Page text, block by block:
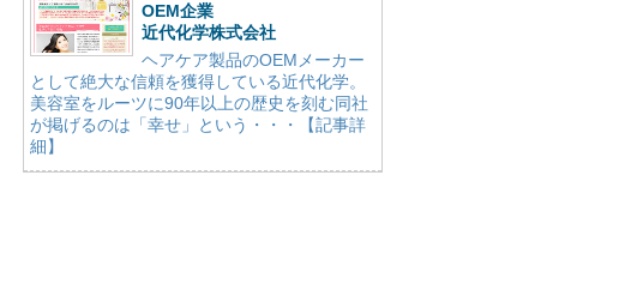
OEM企業
近代化学株式会社
ヘアケア製品のOEMメーカー
として絶大な信頼を獲得している近代化学。
美容室をルーツに90年以上の歴史を刻む同社
が掲げるのは「幸せ」という・・・【記事詳
細】